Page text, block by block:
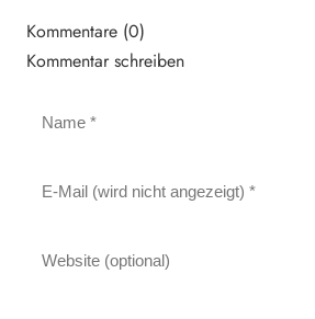
Kommentare (0)
Kommentar schreiben